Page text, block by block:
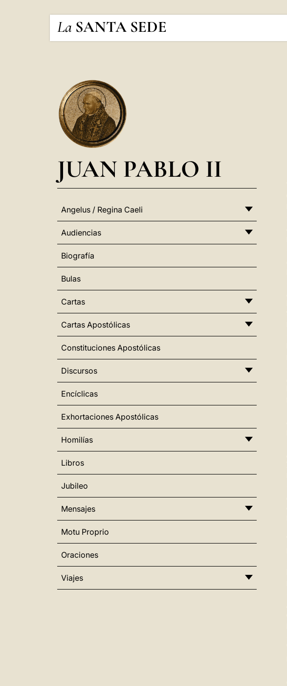
La SANTA SEDE
JUAN PABLO II
Angelus / Regina Caeli
Audiencias
Biografía
Bulas
Cartas
Cartas Apostólicas
Constituciones Apostólicas
Discursos
Encíclicas
Exhortaciones Apostólicas
Homilías
Libros
Jubileo
Mensajes
Motu Proprio
Oraciones
Viajes